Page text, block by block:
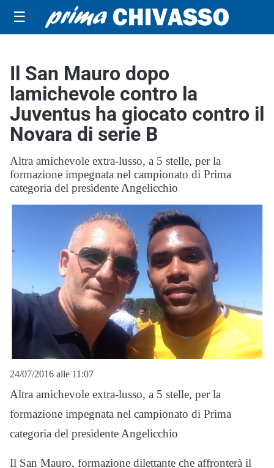
☰
Il San Mauro dopo
lamichevole contro la
Juventus ha giocato contro il
Novara di serie B
Altra amichevole extra-lusso, a 5 stelle, per la
formazione impegnata nel campionato di Prima
categoria del presidente Angelicchio
24/07/2016 alle 11:07
Altra amichevole extra-lusso, a 5 stelle, per la
formazione impegnata nel campionato di Prima
categoria del presidente Angelicchio
Il San Mauro, formazione dilettante che affronterà il